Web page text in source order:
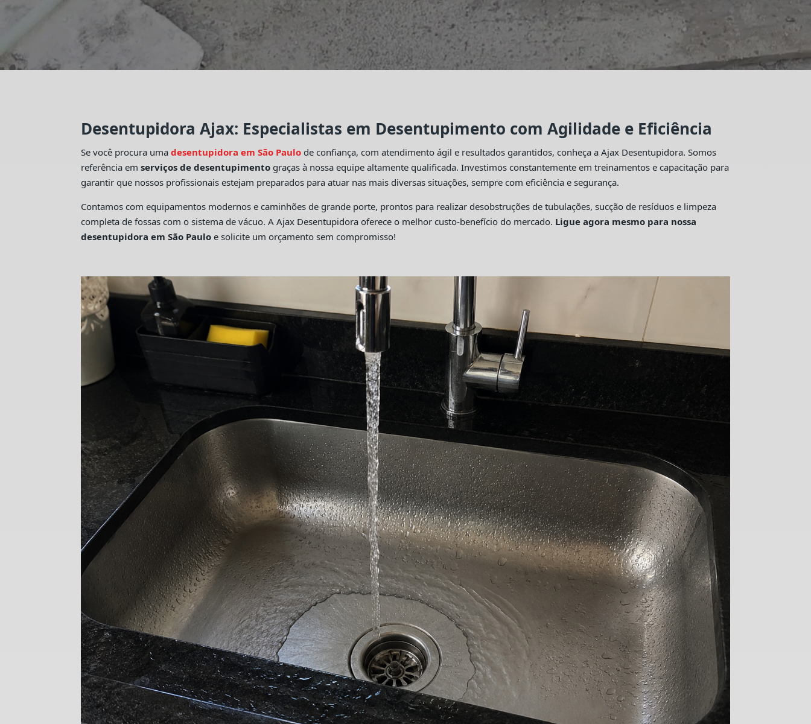
Desentupidora Ajax: Especialistas em Desentupimento com Agilidade e Eficiência
Se você procura umadesentupidora em São Paulo de confiança, com atendimento ágil e resultados garantidos, conheça a Ajax Desentupidora. Somos
referência emserviços de desentupimento graças à nossa equipe altamente qualificada. Investimos constantemente em treinamentos e capacitação para
garantir que nossos profissionais estejam preparados para atuar nas mais diversas situações, sempre com eficiência e segurança.
Contamos com equipamentos modernos e caminhões de grande porte, prontos para realizar desobstruções de tubulações, sucção de resíduos e limpeza
completa de fossas com o sistema de vácuo. A Ajax Desentupidora oferece o melhor custo-benefício do mercado. Ligue agora mesmo para nossa
desentupidora em São Paulo e solicite um orçamento sem compromisso!